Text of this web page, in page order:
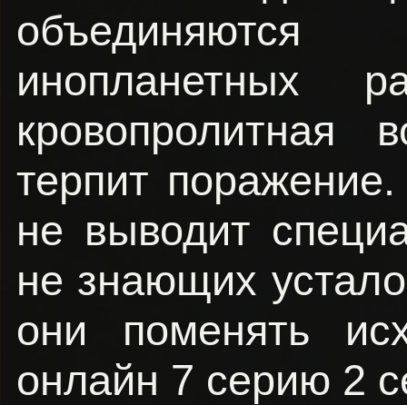
объединяются
инопланетных
кровопролитная
терпит
не выводит
не знающих
они поменять
онлайн 7 серию 2